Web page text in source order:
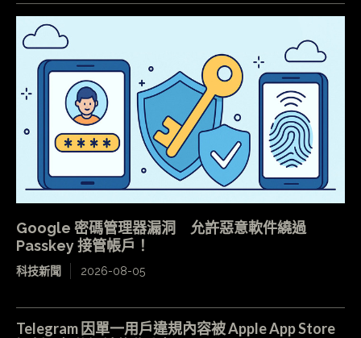
Google 密碼管理器漏洞 允許惡意軟件繞過
Passkey 接管帳戶！
科技新聞 2026-08-05
Telegram 因單一用戶違規內容被 Apple App Store